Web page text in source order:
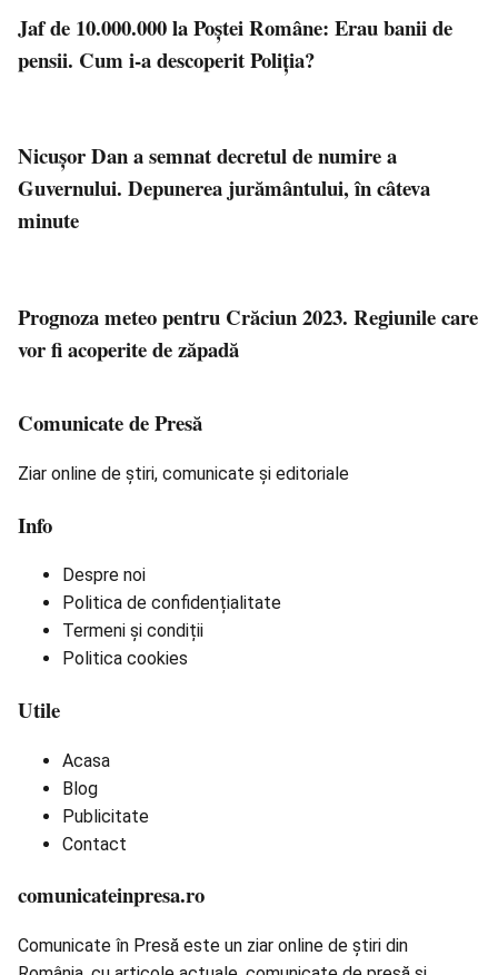
Jaf de 10.000.000 la Poștei Române: Erau banii de
pensii. Cum i-a descoperit Poliția?
Nicușor Dan a semnat decretul de numire a
Guvernului. Depunerea jurământului, în câteva
minute
Prognoza meteo pentru Crăciun 2023. Regiunile care
vor fi acoperite de zăpadă
Comunicate de Presă
Ziar online de știri, comunicate și editoriale
Info
Despre noi
Politica de confidențialitate
Termeni și condiții
Politica cookies
Utile
Acasa
Blog
Publicitate
Contact
comunicateinpresa.ro
Comunicate în Presă este un ziar online de știri din